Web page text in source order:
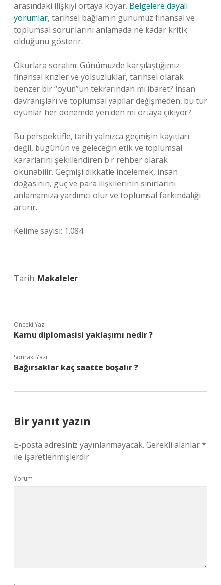
arasındaki ilişkiyi ortaya koyar. Belgelere dayalı
yorumlar, tarihsel bağlamın günümüz finansal ve
toplumsal sorunlarını anlamada ne kadar kritik
olduğunu gösterir.
Okurlara soralım: Günümüzde karşılaştığımız
finansal krizler ve yolsuzluklar, tarihsel olarak
benzer bir “oyun”un tekrarından mı ibaret? İnsan
davranışları ve toplumsal yapılar değişmeden, bu tür
oyunlar her dönemde yeniden mi ortaya çıkıyor?
Bu perspektifle, tarih yalnızca geçmişin kayıtları
değil, bugünün ve geleceğin etik ve toplumsal
kararlarını şekillendiren bir rehber olarak
okunabilir. Geçmişi dikkatle incelemek, insan
doğasının, güç ve para ilişkilerinin sınırlarını
anlamamıza yardımcı olur ve toplumsal farkındalığı
artırır.
Kelime sayısı: 1.084
Tarih: Makaleler
Önceki Yazı
Kamu diplomasisi yaklaşımı nedir ?
Sonraki Yazı
Bağırsaklar kaç saatte boşalır ?
Bir yanıt yazın
E-posta adresiniz yayınlanmayacak. Gerekli alanlar*
ile işaretlenmişlerdir
Yorum